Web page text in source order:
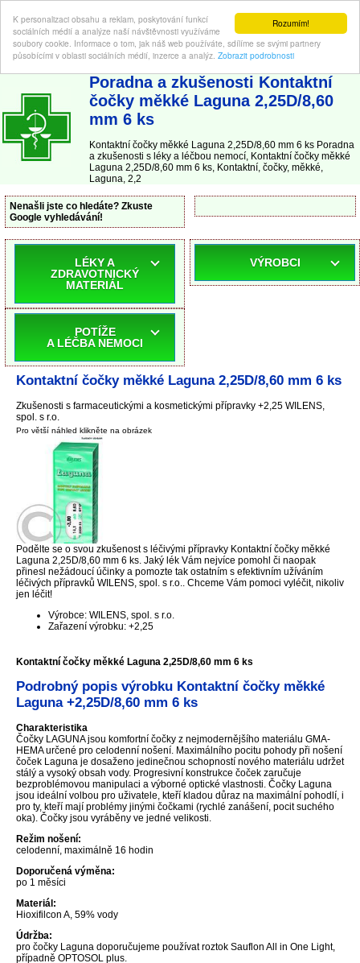
Rozumím!
K personalizaci obsahu a reklam, poskytování funkcí
sociálních médií a analýze naší návštěvnosti využíváme
soubory cookie. Informace o tom, jak náš web používáte, sdílíme se svými partnery
působícími v oblasti sociálních médií, inzerce a analýz. Zobrazit podrobnosti
ABC-LEKARNA.cz | Poradna a zkušenosti s léky a léčbou nemocí
Poradna a zkušenosti Kontaktní
čočky měkké Laguna 2,25D/8,60
mm 6 ks
Kontaktní čočky měkké Laguna 2,25D/8,60 mm 6 ks Poradna
a zkušenosti s léky a léčbou nemocí, Kontaktní čočky měkké
Laguna 2,25D/8,60 mm 6 ks, Kontaktní, čočky, měkké,
Laguna, 2,2
Nenašli jste co hledáte? Zkuste
Google vyhledávání!
LÉKY A
ZDRAVOTNICKÝ
MATERIÁL
POTÍŽE
A LÉČBA NEMOCI
VÝROBCI
Kontaktní čočky měkké Laguna 2,25D/8,60 mm 6 ks
Zkušenosti s farmaceutickými a kosmetickými přípravky +2,25 WILENS,
spol. s r.o.
Pro větší náhled klikněte na obrázek
Podělte se o svou zkušenost s léčivými přípravky Kontaktní čočky měkké
Laguna 2,25D/8,60 mm 6 ks. Jaký lék Vám nejvíce pomohl či naopak
přinesl nežádoucí účinky a pomozte tak ostatním s efektivním užíváním
léčivých přípravků WILENS, spol. s r.o.. Chceme Vám pomoci vyléčit, nikoliv
jen léčit!
Výrobce: WILENS, spol. s r.o.
Zařazení výrobku: +2,25
Kontaktní čočky měkké Laguna 2,25D/8,60 mm 6 ks
Podrobný popis výrobku Kontaktní čočky měkké
Laguna +2,25D/8,60 mm 6 ks
Charakteristika
Čočky LAGUNA jsou komfortní čočky z nejmodernějšího materiálu GMA-
HEMA určené pro celodenní nošení. Maximálního pocitu pohody při nošení
čoček Laguna je dosaženo jedinečnou schopností nového materiálu udržet
stálý a vysoký obsah vody. Progresivní konstrukce čoček zaručuje
bezproblémovou manipulaci a výborné optické vlastnosti. Čočky Laguna
jsou ideální volbou pro uživatele, kteří kladou důraz na maximální pohodlí, i
pro ty, kteří mají problémy jinými čočkami (rychlé zanášení, pocit suchého
oka). Čočky jsou vyráběny ve jedné velikosti.
Režim nošení:
celodenní, maximálně 16 hodin
Doporučená výměna:
po 1 měsíci
Materiál:
Hioxifilcon A, 59% vody
Údržba:
pro čočky Laguna doporučujeme používat roztok Sauflon All in One Light,
případně OPTOSOL plus.